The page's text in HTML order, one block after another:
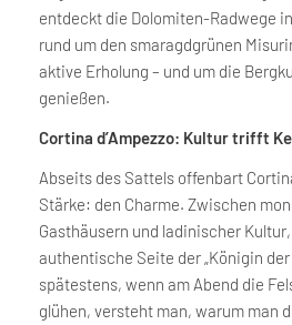
entdeckt die Dolomiten-Radwege
rund um den smaragdgrünen
aktive Erholung – und um die
genießen.
Cortina d’Ampezzo: Kultur trifft
Abseits des Sattels offenbart
Stärke: den Charme. Zwischen
Gasthäusern und ladinischer
authentische Seite der „Königin der
spätestens, wenn am Abend die
glühen, versteht man, warum man